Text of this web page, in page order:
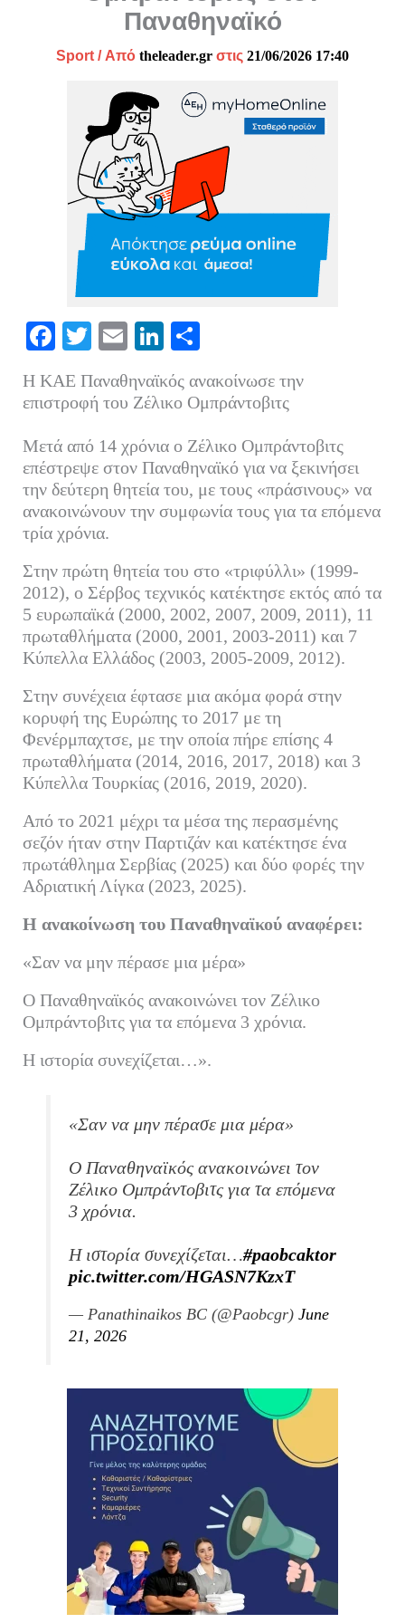
Παναθηναϊκό
Sport / Από theleader.gr στις 21/06/2026 17:40
Fa
bo
ok
T
tte
r
E
ail
Li
nk
ed ρ
α
στ
εί
τε
Η ΚΑΕ Παναθηναϊκός ανακοίνωσε την
επιστροφή του Ζέλικο Ομπράντοβιτς
Μετά από 14 χρόνια ο Ζέλικο Ομπράντοβιτς
επέστρεψε στον Παναθηναϊκό για να ξεκινήσει
την δεύτερη θητεία του, με τους «πράσινους» να
ανακοινώνουν την συμφωνία τους για τα επόμενα
τρία χρόνια.
Στην πρώτη θητεία του στο «τριφύλλι» (1999-
2012), ο Σέρβος τεχνικός κατέκτησε εκτός από τα
5 ευρωπαϊκά (2000, 2002, 2007, 2009, 2011), 11
πρωταθλήματα (2000, 2001, 2003-2011) και 7
Κύπελλα Ελλάδος (2003, 2005-2009, 2012).
Στην συνέχεια έφτασε μια ακόμα φορά στην
κορυφή της Ευρώπης το 2017 με τη
Φενέρμπαχτσε, με την οποία πήρε επίσης 4
πρωταθλήματα (2014, 2016, 2017, 2018) και 3
Κύπελλα Τουρκίας (2016, 2019, 2020).
Από το 2021 μέχρι τα μέσα της περασμένης
σεζόν ήταν στην Παρτιζάν και κατέκτησε ένα
πρωτάθλημα Σερβίας (2025) και δύο φορές την
Αδριατική Λίγκα (2023, 2025).
Η ανακοίνωση του Παναθηναϊκού αναφέρει:
«Σαν να μην πέρασε μια μέρα»
Ο Παναθηναϊκός ανακοινώνει τον Ζέλικο
Ομπράντοβιτς για τα επόμενα 3 χρόνια.
Η ιστορία συνεχίζεται…».
«Σαν να μην πέρασε μια μέρα»
Ο Παναθηναϊκός ανακοινώνει τον
Ζέλικο Ομπράντοβιτς για τα επόμενα
3 χρόνια.
Η ιστορία συνεχίζεται…#paobcaktor
pic.twitter.com/HGASN7KzxT
— Panathinaikos BC (@Paobcgr)June
21, 2026